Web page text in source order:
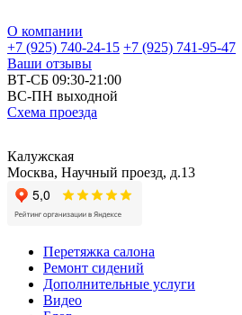
О компании
+7 (925) 740-24-15 +7 (925) 741-95-47
Ваши отзывы
ВТ-СБ 09:30-21:00
ВС-ПН выходной
Схема проезда
Калужская
Москва, Научный проезд, д.13
Перетяжка салона
Ремонт сидений
Дополнительные услуги
Видео